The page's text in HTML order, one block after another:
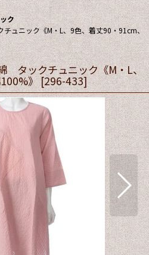
ク
ュニック《M・L、9色、着丈90・91cm、
タックチュニック《M・L、
》 [296-433]